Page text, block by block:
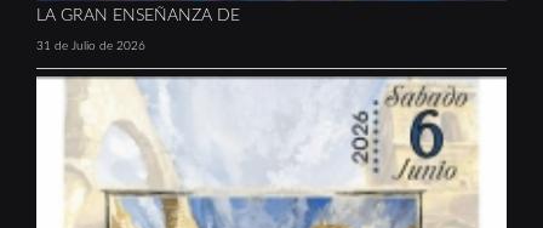
LA GRAN ENSEÑANZA DE
31 de Julio de 2026